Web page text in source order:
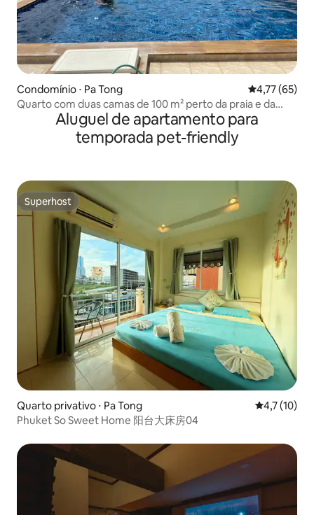
Condomínio ⋅ Pa Tong 4,77 de uma
4,77 (65)
Quarto com duas camas de 100 m² perto da praia e da
Bangla RoadAluguel de apartamento para
temporada pet-friendly
Superhost
Superhost
Quarto privativo ⋅ Pa Tong 4,7 de uma
4,7 (10)
Phuket So Sweet Home 阳台大床房04